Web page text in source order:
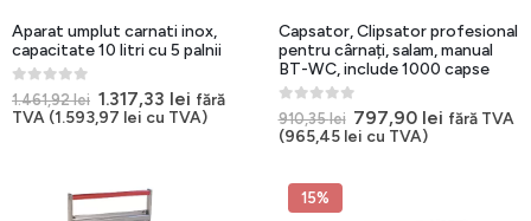
Aparat umplut carnati inox,
capacitate 10 litri cu 5 palnii
0 out of 5
1.461,92lei Prețul
inițial
1.317,33 leiPrețul
curent
fără
TVA (1.593,97 lei cu TVA)
Capsator, Clipsator profesional
pentru cârnați, salam, manual
BT-WC, include 1000 capse
0out of 5
910,35lei Prețul
inițial
797,90 lei Prețul
fără TVA
(965,45 lei cu TVA)
15%